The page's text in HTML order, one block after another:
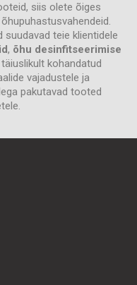
siis olete õiges
teie klientidele
, õhu desinfitseerimise
kohandatud
vajadustele ja
pakutavad tooted